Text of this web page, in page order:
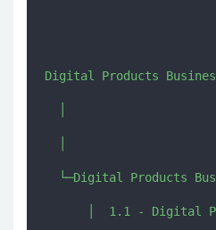
Digital Products
└─Digital Products
│  1.1 - Digital